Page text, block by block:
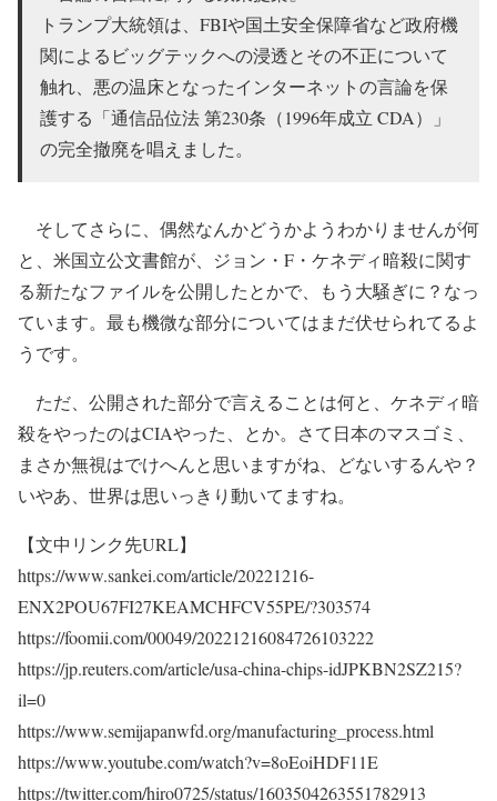
トランプ大統領は、FBIや国土安全保障省など政府機
関によるビッグテックへの浸透とその不正について
触れ、悪の温床となったインターネットの言論を保
護する「通信品位法 第230条（1996年成立 CDA）」
の完全撤廃を唱えました。
そしてさらに、偶然なんかどうかようわかりませんが何
と、米国立公文書館が、ジョン・F・ケネディ暗殺に関す
る新たなファイルを公開したとかで、もう大騒ぎに？なっ
ています。最も機微な部分についてはまだ伏せられてるよ
うです。
ただ、公開された部分で言えることは何と、ケネディ暗
殺をやったのはCIAやった、とか。さて日本のマスゴミ、
まさか無視はでけへんと思いますがね、どないするんや？
いやあ、世界は思いっきり動いてますね。
【文中リンク先URL】
https://www.sankei.com/article/20221216-
ENX2POU67FI27KEAMCHFCV55PE/?303574
https://foomii.com/00049/20221216084726103222
https://jp.reuters.com/article/usa-china-chips-idJPKBN2SZ215?
il=0
https://www.semijapanwfd.org/manufacturing_process.html
https://www.youtube.com/watch?v=8oEoiHDF11E
https://twitter.com/hiro0725/status/1603504263551782913